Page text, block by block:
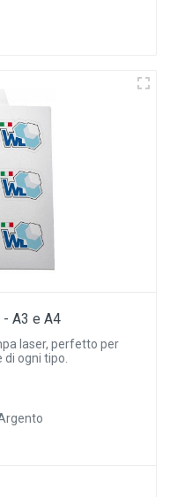
A3 e A4
laser, perfetto per
ogni tipo.